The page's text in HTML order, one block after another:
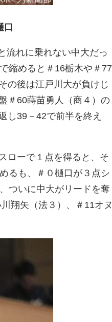
口
流れに乗れない中大だっ
縮めると＃16栃木や＃77
の後は江戸川大が負けじ
＃60蒔苗勇人（商４）の
し39－42で前半を終え
ローで１点を得ると、そ
るも、＃０樋口が３点シ
ついに中大がリードを奪
翔矢（法３）、＃11オヌ